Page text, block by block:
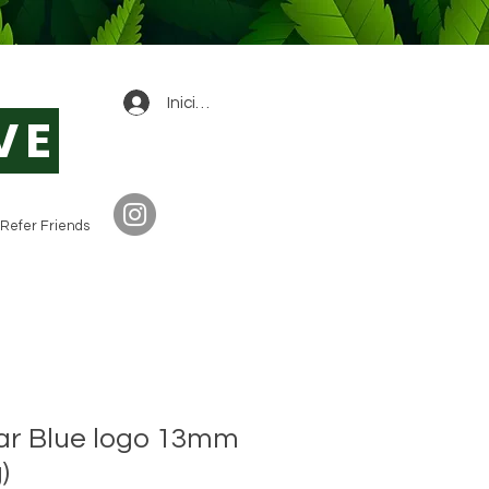
Refer Friends
Iniciar sesión
Blue logo 13mm